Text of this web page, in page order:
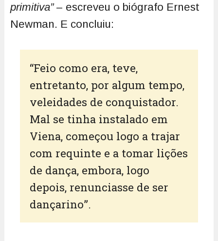
primitiva”– escreveu o biógrafo Ernest
Newman. E concluiu:
“Feio como era, teve,
entretanto, por algum tempo,
veleidades de conquistador.
Mal se tinha instalado em
Viena, começou logo a trajar
com requinte e a tomar lições
de dança, embora, logo
depois, renunciasse de ser
dançarino”.